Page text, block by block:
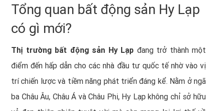
Tổng quan bất động sản Hy Lạp
có gì mới?
Thị trường bất động sản Hy Lạp đang trở thành một
điểm đến hấp dẫn cho các nhà đầu tư quốc tế nhờ vào vị
trí chiến lược và tiềm năng phát triển đáng kể. Nằm ở ngã
ba Châu Âu, Châu Á và Châu Phi, Hy Lạp không chỉ sở hữu